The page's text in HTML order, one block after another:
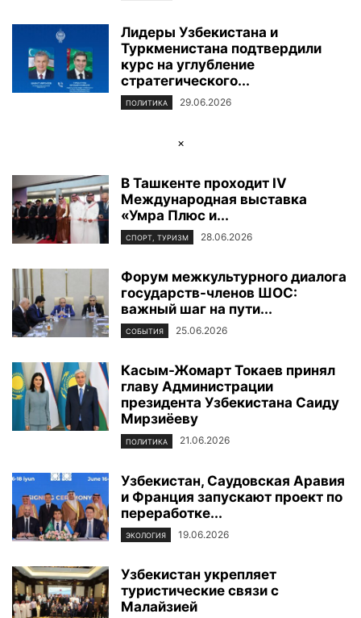
Лидеры Узбекистана и
Туркменистана подтвердили
курс на углубление
стратегического...
ПОЛИТИКА 29.06.2026
×
В Ташкенте проходит IV
Международная выставка
«Умра Плюс и...
СПОРТ, ТУРИЗМ 28.06.2026
Форум межкультурного диалога
государств-членов ШОС:
важный шаг на пути...
СОБЫТИЯ 25.06.2026
Касым-Жомарт Токаев принял
главу Администрации
президента Узбекистана Саиду
Мирзиёеву
ПОЛИТИКА 21.06.2026
Узбекистан, Саудовская Аравия
и Франция запускают проект по
переработке...
ЭКОЛОГИЯ 19.06.2026
Узбекистан укрепляет
туристические связи с
Малайзией